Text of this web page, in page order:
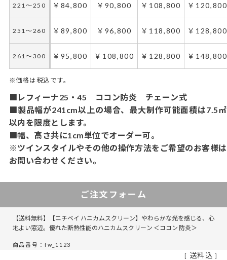
221～250 ￥84,800 ￥90,800 ￥108,800 ￥120,800
251～260 ￥89,800 ￥96,800 ￥118,800 ￥128,800
261～300 ￥95,800 ￥108,800 ￥128,800 ￥148,800
※価格は税込です。
■レフィーナ25・45 ココン防炎 チェーン式
■製品幅が241cm以上の場合、最大制作可能面積は7.5㎡
以内を限度とします。
■幅、高さ共に1cm単位でオーダー可。
※ツインスタイルやその他の操作方法をご希望のお客様は
お問い合わせください。
ご注文フォーム
【送料無料】【ニチベイ ハニカムスクリーン】やわらかな光を感じる、心
地よい窓辺。優れた断熱性能のハニカムスクリーン ＜ココン 防炎＞
商品番号：fw_1123
送料込